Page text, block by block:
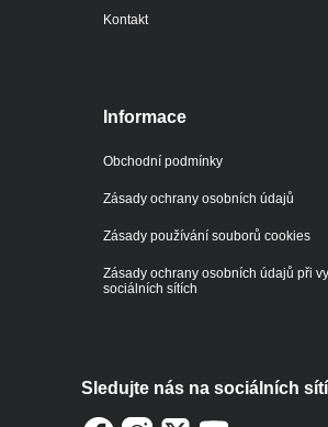
Kontakt
Informace
Obchodní podmínky
Zásady ochrany osobních údajů
Zásady používání souborů cookies
Zásady ochrany osobních údajů při
sociálních sítích
Sledujte nás na sociálních